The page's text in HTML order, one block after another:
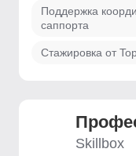
Поддержка
саппорта
Стажировка от
Skillbox